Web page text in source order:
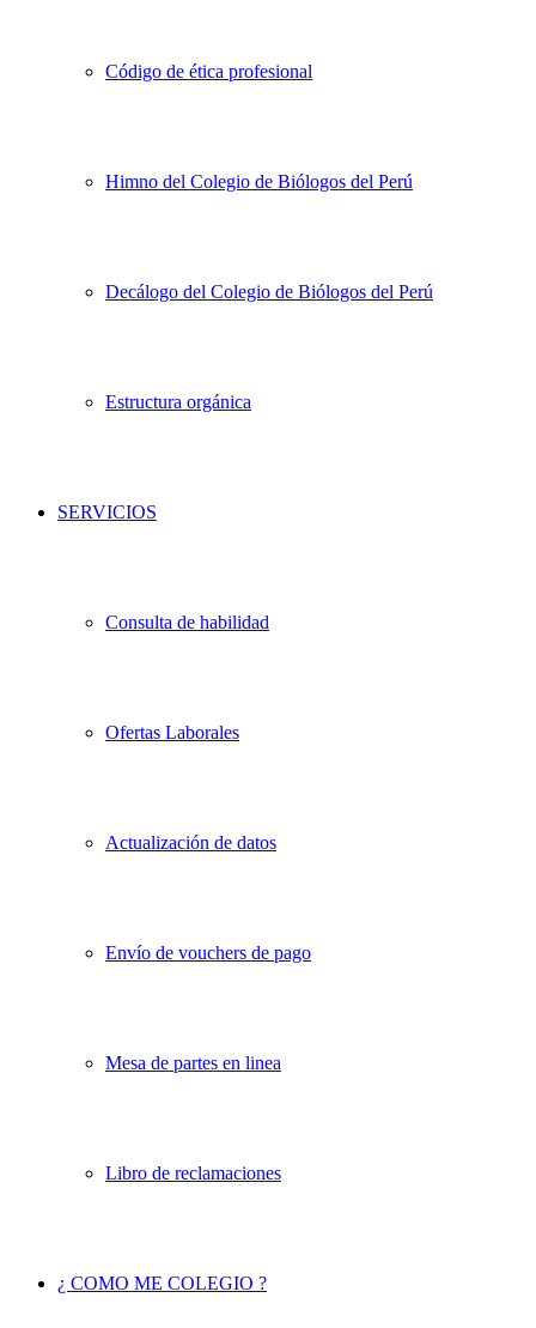
Código de ética profesional
Himno del Colegio de Biólogos del Perú
Decálogo del Colegio de Biólogos del Perú
Estructura orgánica
SERVICIOS
Consulta de habilidad
Ofertas Laborales
Actualización de datos
Envío de vouchers de pago
Mesa de partes en linea
Libro de reclamaciones
¿ COMO ME COLEGIO ?